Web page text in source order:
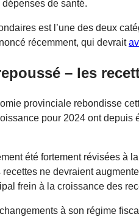
de santé.
est l’une des deux
récemment, qui devrait
– les
provinciale rebondisse
pour 2024 ont
été fortement révisées à
recettes ne devraient
frein à la croissance des
à son régime